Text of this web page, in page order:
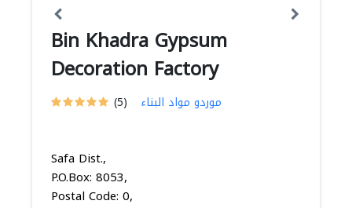
Bin Khadra Gypsum
Decoration Factory
(5) موردو مواد البناء
Safa Dist.,
P.O.Box: 8053,
Postal Code: 0,